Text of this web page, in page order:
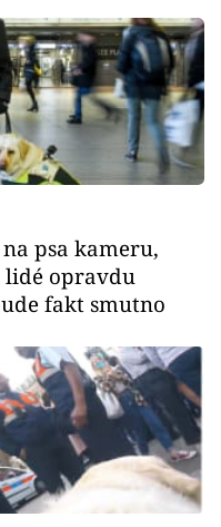
psa kameru,
lidé opravdu
fakt smutno